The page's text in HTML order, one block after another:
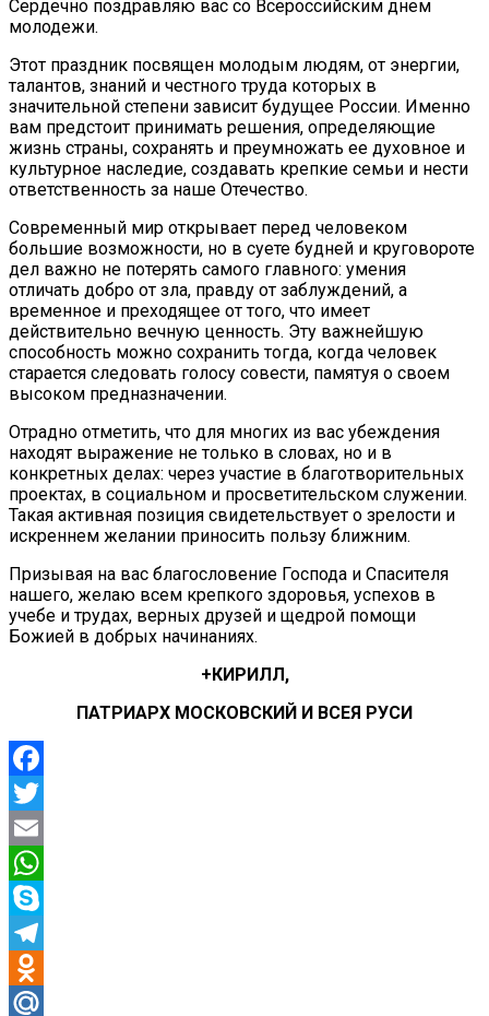
Сердечно поздравляю вас со Всероссийским днем
молодежи.
Этот праздник посвящен молодым людям, от энергии,
талантов, знаний и честного труда которых в
значительной степени зависит будущее России. Именно
вам предстоит принимать решения, определяющие
жизнь страны, сохранять и преумножать ее духовное и
культурное наследие, создавать крепкие семьи и нести
ответственность за наше Отечество.
Современный мир открывает перед человеком
большие возможности, но в суете будней и круговороте
дел важно не потерять самого главного: умения
отличать добро от зла, правду от заблуждений, а
временное и преходящее от того, что имеет
действительно вечную ценность. Эту важнейшую
способность можно сохранить тогда, когда человек
старается следовать голосу совести, памятуя о своем
высоком предназначении.
Отрадно отметить, что для многих из вас убеждения
находят выражение не только в словах, но и в
конкретных делах: через участие в благотворительных
проектах, в социальном и просветительском служении.
Такая активная позиция свидетельствует о зрелости и
искреннем желании приносить пользу ближним.
Призывая на вас благословение Господа и Спасителя
нашего, желаю всем крепкого здоровья, успехов в
учебе и трудах, верных друзей и щедрой помощи
Божией в добрых начинаниях.
+КИРИЛЛ,
ПАТРИАРХ МОСКОВСКИЙ И ВСЕЯ РУСИ
Facebook
Twitter
Email
WhatsApp
Skype
Telegram
Odnoklassniki